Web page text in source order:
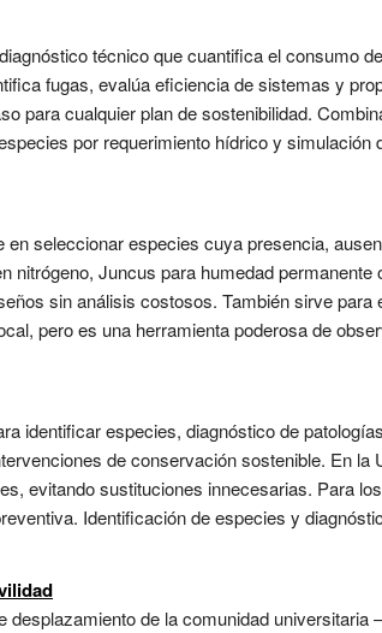
técnico que cuantifica el consumo
fugas, evalúa eficiencia de sistemas y
para cualquier plan de sostenibilidad.
por requerimiento hídrico y
seleccionar especies cuya presencia,
nitrógeno, Juncus para humedad
sin análisis costosos. También sirve
pero es una herramienta poderosa de
identificar especies, diagnóstico de
de conservación sostenible. En
evitando sustituciones innecesarias. Para
Identificación de especies y
desplazamiento de la comunidad